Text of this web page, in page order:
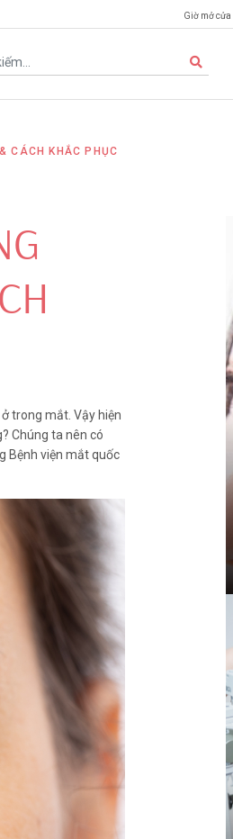
Giờ mở cửa
CÁCH KHẮC PHỤC
trong mắt. Vậy hiện
Chúng ta nên có
Bệnh viện mắt quốc